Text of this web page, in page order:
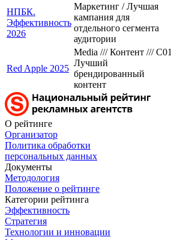
НПБК.
Эффективность
2026
Маркетинг / Лучшая
кампания для
отдельного сегмента
аудитории
Red Apple 2025
Media /// Контент /// C01
Лучший
брендированный
контент
О рейтинге
Организатор
Политика обработки
персональных данных
Документы
Методология
Положение о рейтинге
Категории рейтинга
Эффективность
Стратегия
Технологии и инновации